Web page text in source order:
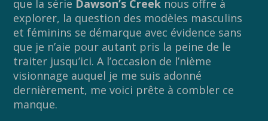
que la série Dawson’s Creek nous offre à
explorer, la question des modèles masculins
et féminins se démarque avec évidence sans
que je n’aie pour autant pris la peine de le
traiter jusqu’ici. A l’occasion de l’nième
visionnage auquel je me suis adonné
dernièrement, me voici prête à combler ce
manque.